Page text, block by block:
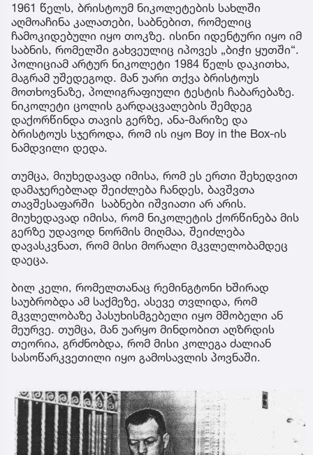
1961 წელს, ბრისტოუმ ნიკოლეტების სახლში
აღმოაჩინა კალათები, საბნებით, რომელიც
ჩამოკიდებული იყო თოკზე. ისინი იდენტური იყო იმ
საბნის, რომელში გახვეულიც იპოვეს „ბიჭი ყუთში“.
პოლიციამ არტურ ნიკოლეტი 1984 წელს დაკითხა,
მაგრამ უშედეგოდ. მან უარი თქვა ბრისტოუს
მოთხოვნაზე, პოლიგრაფიული ტესტის ჩაბარებაზე.
ნიკოლეტი ცოლის გარდაცვალების შემდეგ
დაქორწინდა თავის გერზე, ანა-მარიზე და
ბრისტოუს სჯეროდა, რომ ის იყო Boy in the Box-ის
ნამდვილი დედა.
თუმცა, მიუხედავად იმისა, რომ ეს ერთი შეხედვით
დამაჯერებლად შეიძლება ჩანდეს, ბავშვთა
თავშესაფარში საბნები იშვიათი არ არის.
მიუხედავად იმისა, რომ ნიკოლეტის ქორწინება მის
გერზე უდავოდ ნორმის მიღმაა, შეიძლება
დავასკვნათ, რომ მისი მორალი მკვლელობამდეც
დაეცა.
ბილ კელი, რომელთანაც რემინგტონი ხშირად
საუბრობდა ამ საქმეზე, ასევე თვლიდა, რომ
მკვლელობაზე პასუხისმგებელი იყო მშობელი ან
მეურვე. თუმცა, მან უარყო მინდობით აღზრდის
თეორია, გრძნობდა, რომ მისი კოლეგა ძალიან
სასოწარკვეთილი იყო გამოსავლის პოვნაში.